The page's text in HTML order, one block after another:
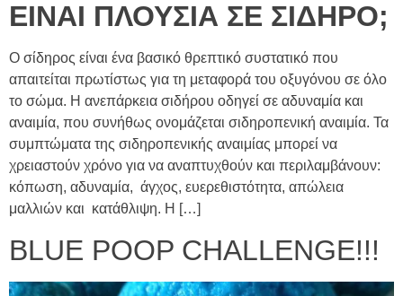
ΕΙΝΑΙ ΠΛΟΥΣΙΑ ΣΕ ΣΙΔΗΡΟ;
Ο σίδηρος είναι ένα βασικό θρεπτικό συστατικό που
απαιτείται πρωτίστως για τη μεταφορά του οξυγόνου σε όλο
το σώμα. Η ανεπάρκεια σιδήρου οδηγεί σε αδυναμία και
αναιμία, που συνήθως ονομάζεται σιδηροπενική αναιμία. Τα
συμπτώματα της σιδηροπενικής αναιμίας μπορεί να
χρειαστούν χρόνο για να αναπτυχθούν και περιλαμβάνουν:
κόπωση, αδυναμία, άγχος, ευερεθιστότητα, απώλεια
μαλλιών και κατάθλιψη. Η […]
BLUE POOP CHALLENGE!!!